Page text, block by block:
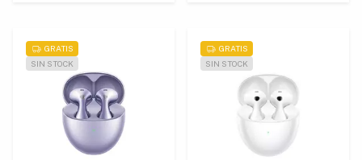
SIN STOCK
GRATIS
SIN STOCK
GRATIS